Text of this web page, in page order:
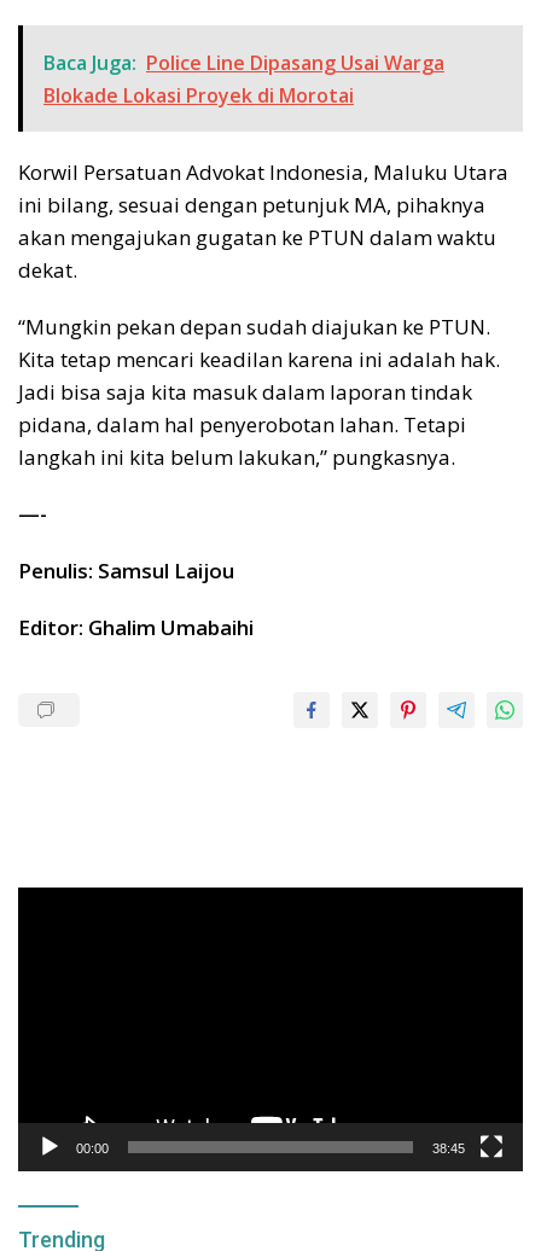
Baca Juga: Police Line Dipasang Usai Warga
Blokade Lokasi Proyek di Morotai
Korwil Persatuan Advokat Indonesia, Maluku Utara
ini bilang, sesuai dengan petunjuk MA, pihaknya
akan mengajukan gugatan ke PTUN dalam waktu
dekat.
“Mungkin pekan depan sudah diajukan ke PTUN.
Kita tetap mencari keadilan karena ini adalah hak.
Jadi bisa saja kita masuk dalam laporan tindak
pidana, dalam hal penyerobotan lahan. Tetapi
langkah ini kita belum lakukan,” pungkasnya.
—-
Penulis: Samsul Laijou
Editor: Ghalim Umabaihi
00:00 38:45
Trending